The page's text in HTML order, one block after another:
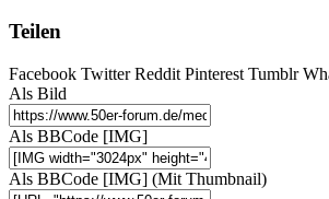
Teilen
Facebook Twitter Reddit Pinterest Tumblr
Als Bild
Als BBCode [IMG]
Als BBCode [IMG] (Mit Thumbnail)